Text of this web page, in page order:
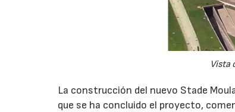
Vista
La construcción del nuevo Stade
que se ha concluido el proyecto,